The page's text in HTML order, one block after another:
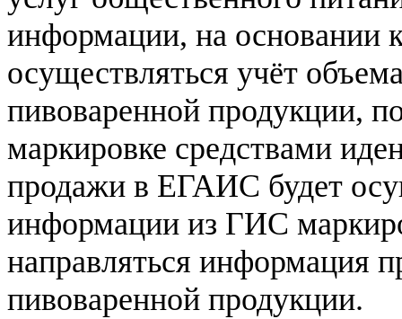
информации, на основании
осуществляться учёт
пивоваренной продукции,
маркировке средствами
продажи в ЕГАИС будет
информации из ГИС
направляться информация
пивоваренной продукции.